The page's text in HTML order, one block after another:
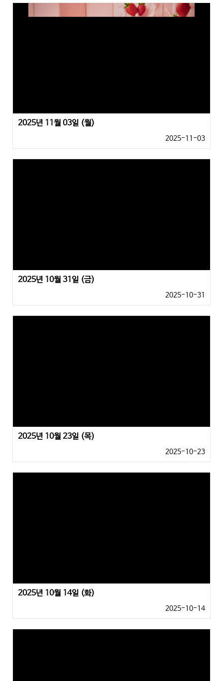
2025년 11월 03일 (월)
2025-11-03
2025년 10월 31일 (금)
2025-10-31
2025년 10월 23일 (목)
2025-10-23
2025년 10월 14일 (화)
2025-10-14